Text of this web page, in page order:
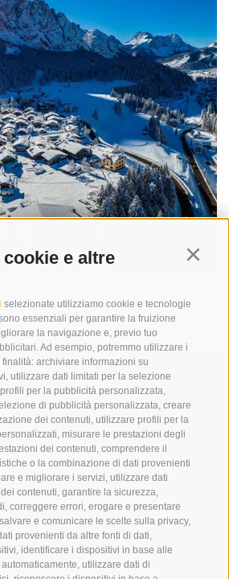
e altre
selezionate utilizziamo cookie e tecnologie
essenziali per garantire la fruizione
la navigazione e, previo tuo
Ad esempio, potremmo utilizzare i
archiviare informazioni su
utilizzare dati limitati per la selezione
per la pubblicità personalizzata,
di pubblicità personalizzata, creare
dei contenuti, utilizzare profili per la
misurare le prestazioni degli
dei contenuti, comprendere il
o la combinazione di dati provenienti
e migliorare i servizi, utilizzare dati
contenuti, garantire la sicurezza,
correggere errori, erogare e presentare
e comunicare le scelte sulla privacy,
provenienti da altre fonti di dati,
identificare i dispositivi in base alle
utilizzare dati di
Sappada